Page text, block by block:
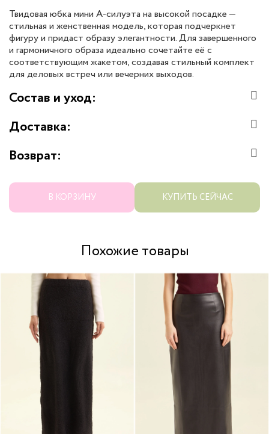
В КОРЗИНУ КУПИТЬ СЕЙЧАС
Твидовая юбка мини А-силуэта на высокой посадке —
стильная и женственная модель, которая подчеркнет
фигуру и придаст образу элегантности. Для завершенного
и гармоничного образа идеально сочетайте её с
соответствующим жакетом, создавая стильный комплект
для деловых встреч или вечерних выходов.
Состав и уход:
Доставка:
Возврат:
Похожие товары